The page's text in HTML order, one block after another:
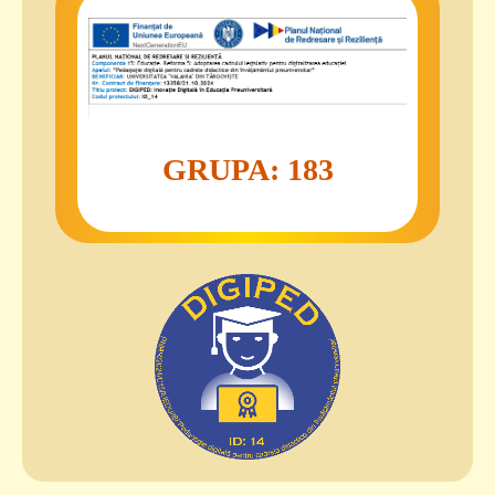
GRUPA: 183